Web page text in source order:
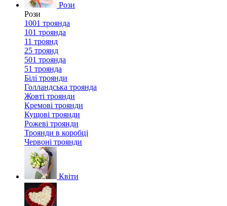
Рози
Рози
1001 троянда
101 троянда
11 троянд
25 троянд
501 троянда
51 троянда
Білі троянди
Голландська троянда
Жовті троянди
Кремові троянди
Кущові троянди
Рожеві троянди
Троянди в коробці
Червоні троянди
Квіти